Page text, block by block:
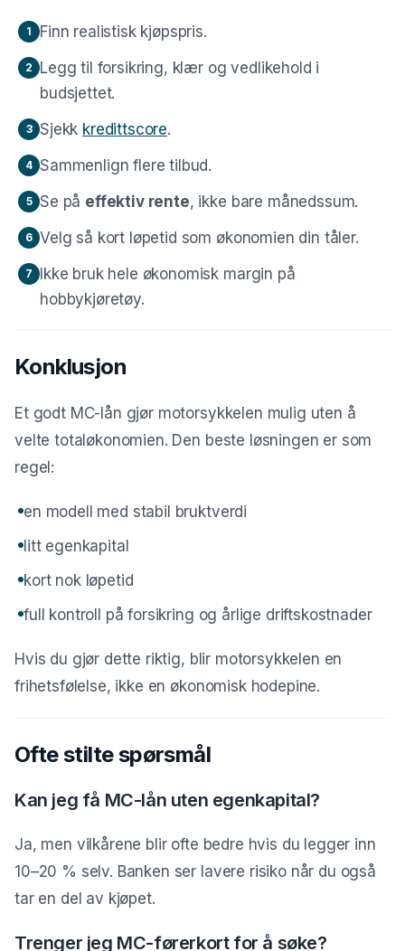
1 Finn realistisk kjøpspris.
2
Legg til forsikring, klær og vedlikehold i
budsjettet.
3 Sjekk kredittscore.
4 Sammenlign flere tilbud.
5 Se på effektiv rente, ikke bare månedssum.
6 Velg så kort løpetid som økonomien din tåler.
7
Ikke bruk hele økonomisk margin på
hobbykjøretøy.
Konklusjon
Et godt MC-lån gjør motorsykkelen mulig uten å
velte totaløkonomien. Den beste løsningen er som
regel:
en modell med stabil bruktverdi
litt egenkapital
kort nok løpetid
full kontroll på forsikring og årlige driftskostnader
Hvis du gjør dette riktig, blir motorsykkelen en
frihetsfølelse, ikke en økonomisk hodepine.
Ofte stilte spørsmål
Kan jeg få MC-lån uten egenkapital?
Ja, men vilkårene blir ofte bedre hvis du legger inn
10–20 % selv. Banken ser lavere risiko når du også
tar en del av kjøpet.
Trenger jeg MC-førerkort for å søke?